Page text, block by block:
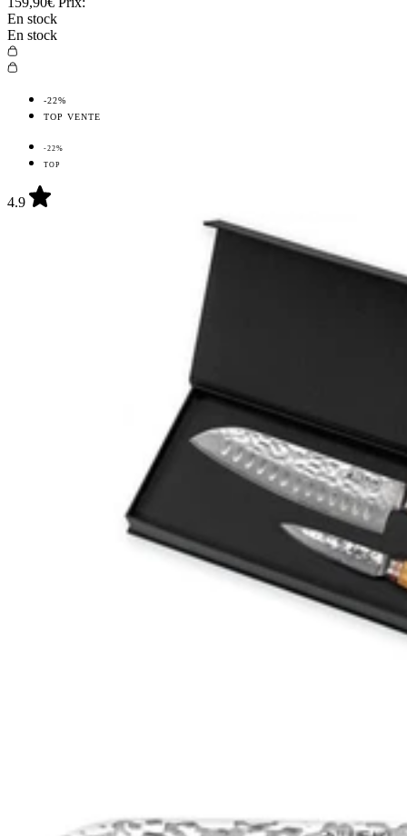
En stock
En stock
-22%
TOP VENTE
-22%
TOP
4.9